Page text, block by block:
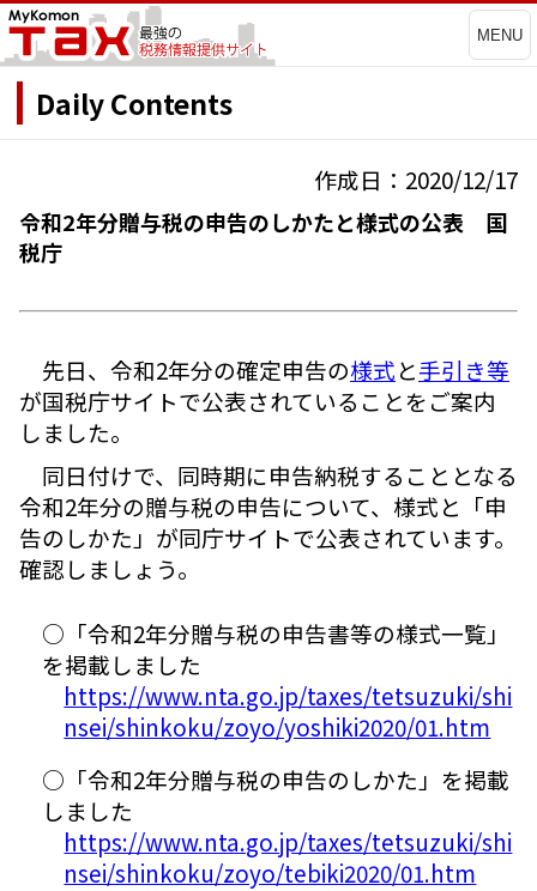
MENU
Daily Contents
作成日：2020/12/17
令和2年分贈与税の申告のしかたと様式の公表 国
税庁
先日、令和2年分の確定申告の様式と手引き等
が国税庁サイトで公表されていることをご案内
しました。
同日付けで、同時期に申告納税することとなる
令和2年分の贈与税の申告について、様式と「申
告のしかた」が同庁サイトで公表されています。
確認しましょう。
○「令和2年分贈与税の申告書等の様式一覧」
を掲載しました
https://www.nta.go.jp/taxes/tetsuzuki/shi
nsei/shinkoku/zoyo/yoshiki2020/01.htm
○「令和2年分贈与税の申告のしかた」を掲載
しました
https://www.nta.go.jp/taxes/tetsuzuki/shi
nsei/shinkoku/zoyo/tebiki2020/01.htm